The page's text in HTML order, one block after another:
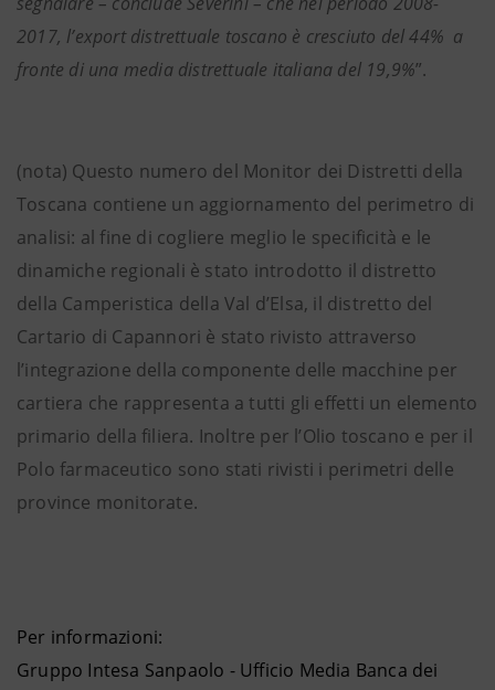
2017, l’export distrettuale toscano è cresciuto del 44% a
fronte di una media distrettuale italiana del 19,9%”.
(nota) Questo numero del Monitor dei Distretti della
Toscana contiene un aggiornamento del perimetro di
analisi: al fine di cogliere meglio le specificità e le
dinamiche regionali è stato introdotto il distretto
della Camperistica della Val d’Elsa, il distretto del
Cartario di Capannori è stato rivisto attraverso
l’integrazione della componente delle macchine per
cartiera che rappresenta a tutti gli effetti un elemento
primario della filiera. Inoltre per l’Olio toscano e per il
Polo farmaceutico sono stati rivisti i perimetri delle
province monitorate.
Per informazioni:
Gruppo Intesa Sanpaolo - Ufficio Media Banca dei